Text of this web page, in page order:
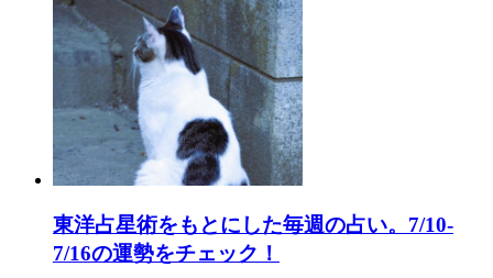
東洋占星術をもとにした毎週の占い。7/10-
7/16の運勢をチェック！